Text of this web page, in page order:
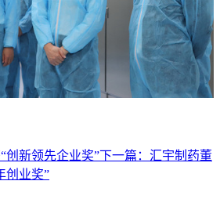
创新领先企业奖”下一篇： 汇宇制药董
创业奖”